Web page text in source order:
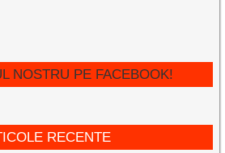
NOSTRU PE FACEBOOK!
RECENTE